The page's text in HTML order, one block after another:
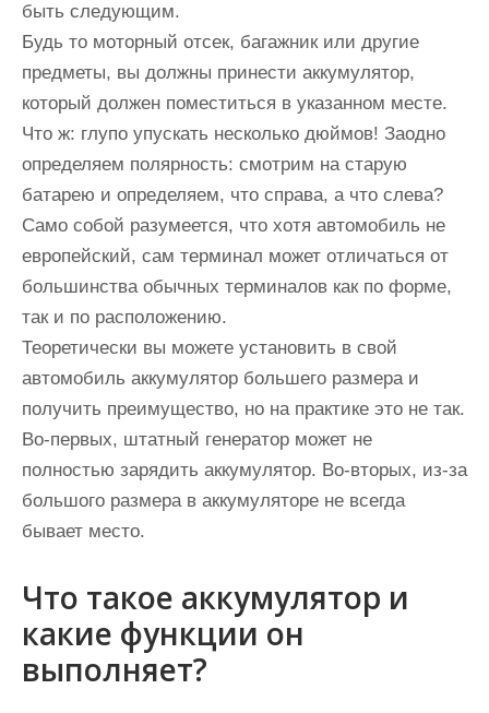
быть следующим.
Будь то моторный отсек, багажник или другие
предметы, вы должны принести аккумулятор,
который должен поместиться в указанном месте.
Что ж: глупо упускать несколько дюймов! Заодно
определяем полярность: смотрим на старую
батарею и определяем, что справа, а что слева?
Само собой разумеется, что хотя автомобиль не
европейский, сам терминал может отличаться от
большинства обычных терминалов как по форме,
так и по расположению.
Теоретически вы можете установить в свой
автомобиль аккумулятор большего размера и
получить преимущество, но на практике это не так.
Во-первых, штатный генератор может не
полностью зарядить аккумулятор. Во-вторых, из-за
большого размера в аккумуляторе не всегда
бывает место.
Что такое аккумулятор и
какие функции он
выполняет?